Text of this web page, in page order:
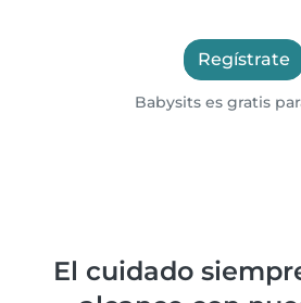
Regístrate
Babysits es gratis
El cuidado